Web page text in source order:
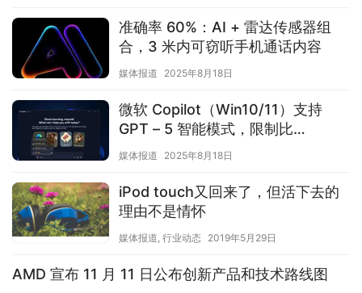
准确率 60%：AI + 雷达传感器组
合，3 米内可窃听手机通话内容
媒体报道 2025年8月18日
微软 Copilot（Win10/11）支持
GPT – 5 智能模式，限制比
ChatGPT 更宽松
媒体报道 2025年8月18日
iPod touch又回来了，但活下去的
理由不是情怀
媒体报道 行业动态 2019年5月29日
AMD 宣布 11 月 11 日公布创新产品和技术路线图